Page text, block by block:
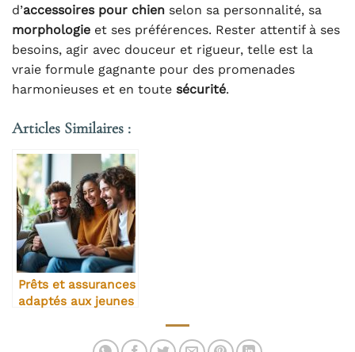
d’accessoires pour chien selon sa personnalité, sa
morphologie et ses préférences. Rester attentif à ses
besoins, agir avec douceur et rigueur, telle est la
vraie formule gagnante pour des promenades
harmonieuses et en toute sécurité.
Articles Similaires :
Prêts et assurances
adaptés aux jeunes